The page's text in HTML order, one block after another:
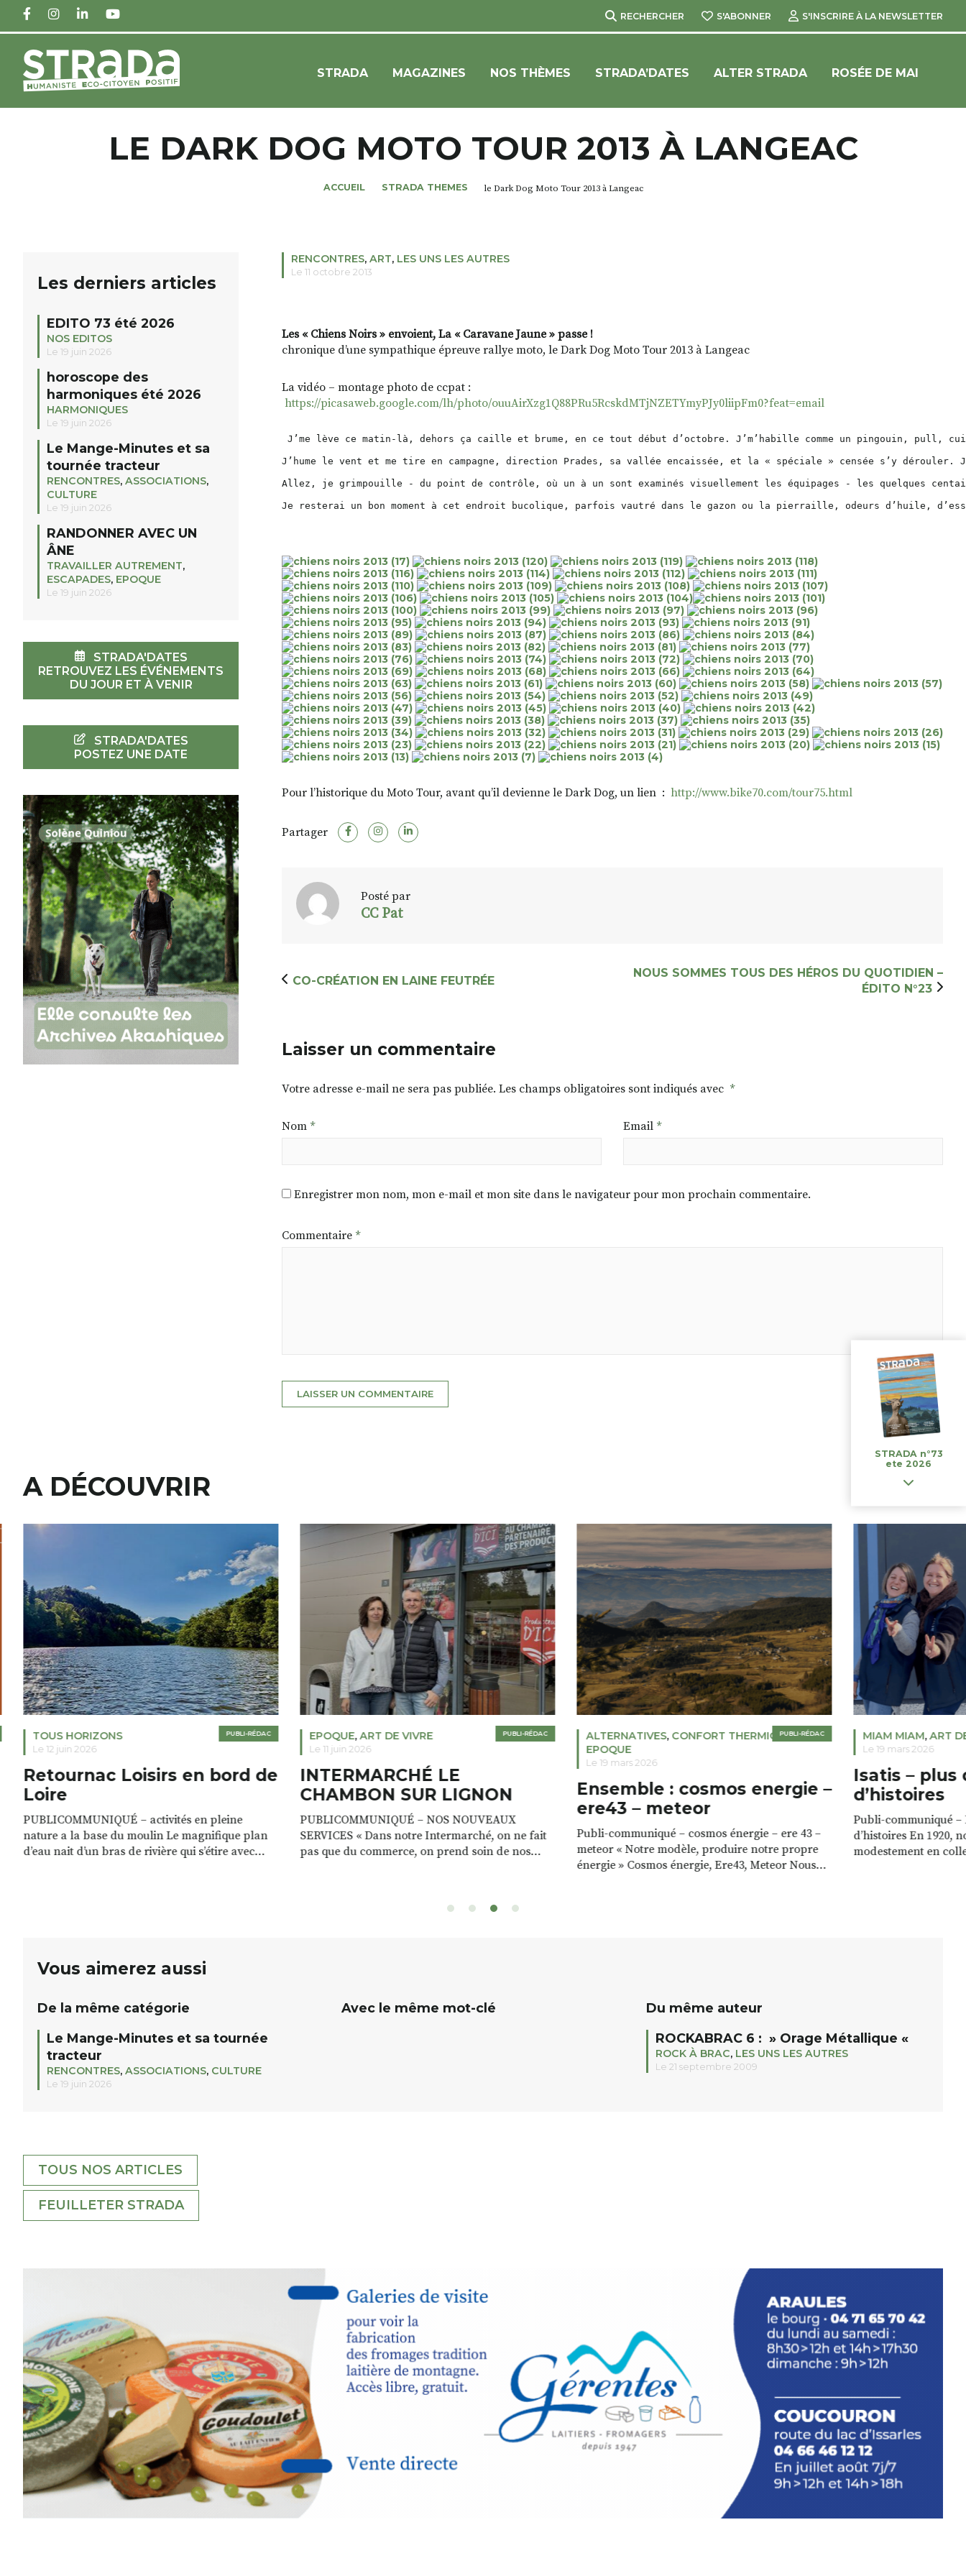
FACEBOOKINSTAGRAM
LINKEDINYOUTUBE RECHERCHER S'ABONNER S'INSCRIRE À LA NEWSLETTER
STRADA MAGAZINES NOS THÈMES STRADA’DATES ALTER STRADA ROSÉE DE MAI
LE DARK DOG MOTO TOUR 2013 À LANGEAC
ACCUEIL STRADA THEMES le Dark Dog Moto Tour 2013 à Langeac
RENCONTRES, ART, LES UNS LES AUTRES
Le 11 octobre 2013
Les « Chiens Noirs » envoient, La « Caravane Jaune » passe !
chronique d’une sympathique épreuve rallye moto, le Dark Dog Moto Tour 2013 à Langeac
La vidéo – montage photo de ccpat :
https://picasaweb.google.com/lh/photo/ouuAirXzg1Q88PRu5RcskdMTjNZETYmyPJy0liipFm0?feat=email
J’me lève ce matin-là, dehors ça caille et brume, en ce tout début d’octobre. J’m’habille comme un pingouin,
J’hume le vent et me tire en campagne, direction Prades, sa vallée encaissée, et la « spéciale » censée s’y
Allez, je grimpouille - du point de contrôle, où un à un sont examinés visuellement les équipages - les quelques
Je resterai un bon moment à cet endroit bucolique, parfois vautré dans le gazon ou la pierraille, odeurs d’huile,
Pour l’historique du Moto Tour, avant qu’il devienne le Dark Dog, un lien : http://www.bike70.com/tour75.html
Partager
Posté par
CC Pat
CO-CRÉATION EN LAINE FEUTRÉE
NOUS SOMMES TOUS DES HÉROS DU QUOTIDIEN –
ÉDITO N°23
Laisser un commentaire
Votre adresse e-mail ne sera pas publiée. Les champs obligatoires sont indiqués avec *
Nom * Email *
Enregistrer mon nom, mon e-mail et mon site dans le navigateur pour mon prochain commentaire.
Commentaire *
Les derniers articles
EDITO 73 été 2026
NOS EDITOS
Le 19 juin 2026
horoscope des
harmoniques été 2026
HARMONIQUES
Le 19 juin 2026
Le Mange-Minutes et sa
tournée tracteur
RENCONTRES, ASSOCIATIONS,
CULTURE
Le 19 juin 2026
RANDONNER AVEC UN
ÂNE
TRAVAILLER AUTREMENT,
ESCAPADES, EPOQUE
Le 19 juin 2026
STRADA'DATES
RETROUVEZ LES ÉVÉNEMENTS
DU JOUR ET À VENIR
STRADA'DATES
POSTEZ UNE DATE
A DÉCOUVRIR
PUBLI-RÉDAC
TOUS HORIZONS
Le 12 juin 2026
Retournac Loisirs en bord de
Loire
PUBLICOMMUNIQUÉ – activités en pleine
nature a la base du moulin Le magnifique plan
d’eau nait d’un bras de rivière qui s’étire avec
PUBLI-RÉDAC
EPOQUE,ART DE VIVRE
Le 11 juin 2026
INTERMARCHÉ LE
CHAMBON SUR LIGNON
PUBLICOMMUNIQUÉ – NOS NOUVEAUX
SERVICES « Dans notre Intermarché, on ne fait
pas que du commerce, on prend soin de nos
batteries nomades pour recharger votre
PUBLI-RÉDAC
ALTERNATIVES, CONFORT THERMIQUE,
EPOQUE
Le 19 mars 2026
Ensemble : cosmos energie –
ere43 – meteor
Publi-communiqué – cosmos énergie – ere 43 –
meteor « Notre modèle, produire notre propre
énergie » Cosmos énergie, Ere43, Meteor Nous
MIAM MIAM,ART
Le 19 mars 2026
Isatis – plus
d’histoires
Publi-communiqué –
d’histoires En 1920,
modestement en
Vous aimerez aussi
De la même catégorie
Le Mange-Minutes et sa tournée
tracteur
RENCONTRES, ASSOCIATIONS, CULTURE
Le 19 juin 2026
Avec le même mot-clé
Du même auteur
ROCKABRAC 6 : » Orage Métallique «
ROCK À BRAC, LES UNS LES AUTRES
Le 21 septembre 2009
TOUS NOS ARTICLES
FEUILLETER STRADA
STRADA n°73
ete 2026